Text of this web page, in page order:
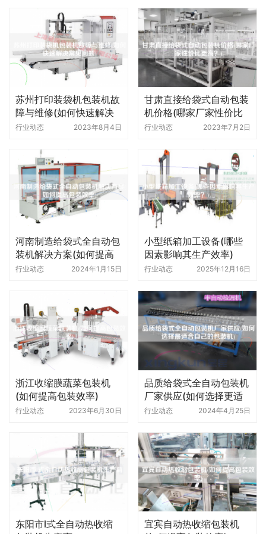
苏州打印装袋机包装机故
障与维修(如何快速解决
常见问题)
行业动态 2023年8月4日
甘肃直接给袋式自动包装
机价格(哪家厂家性价比
更高)
行业动态 2023年7月2日
河南制造给袋式全自动包
装机解决方案(如何提高
包装效率)
行业动态 2024年1月15日
小型纸箱加工设备(哪些
因素影响其生产效率)
行业动态 2025年12月16日
浙江收缩膜蔬菜包装机
(如何提高包装效率)
行业动态 2023年6月30日
品质给袋式全自动包装机
厂家供应(如何选择更适
合自己的包装机)
行业动态 2024年4月25日
东阳市l式全自动热收缩
宜宾自动热收缩包装机